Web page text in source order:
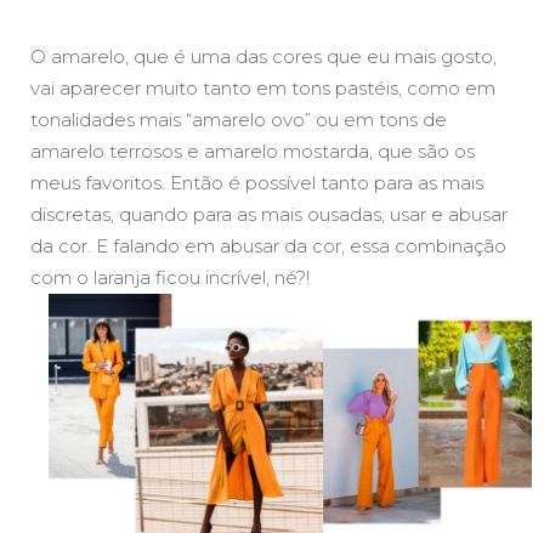
O amarelo, que é uma das cores que eu mais gosto,
vai aparecer muito tanto em tons pastéis, como em
tonalidades mais “amarelo ovo” ou em tons de
amarelo terrosos e amarelo mostarda, que são os
meus favoritos. Então é possível tanto para as mais
discretas, quando para as mais ousadas, usar e abusar
da cor. E falando em abusar da cor, essa combinação
com o laranja ficou incrível, né?!